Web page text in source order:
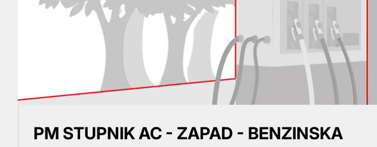
PM STUPNIK AC - ZAPAD - BENZINSKA